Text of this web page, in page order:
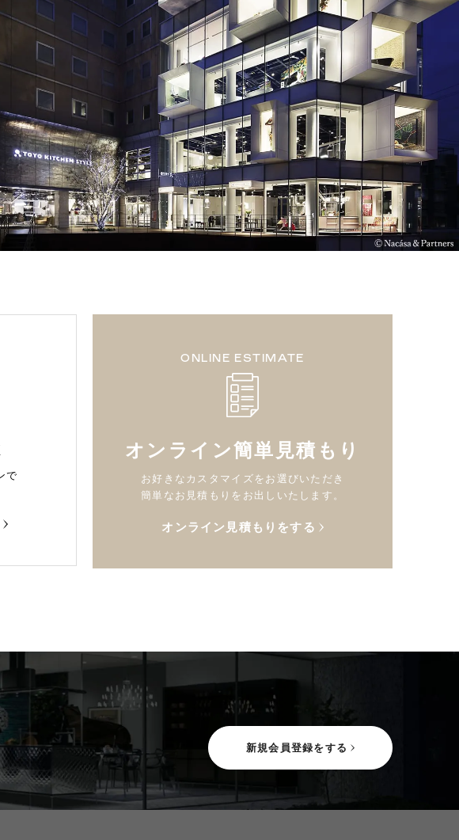
で
ONLINE ESTIMATE
オンライン簡単見積もり
お好きなカスタマイズをお選びいただき
簡単なお見積もりをお出しいたします。
オンライン見積もりをする
新規会員登録をする